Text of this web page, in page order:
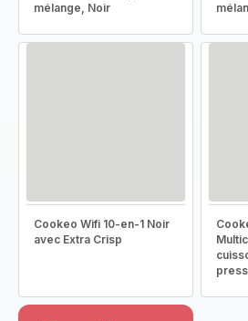
mélange, Noir
Cookeo Wifi 10-en-1 Noir
avec Extra Crisp